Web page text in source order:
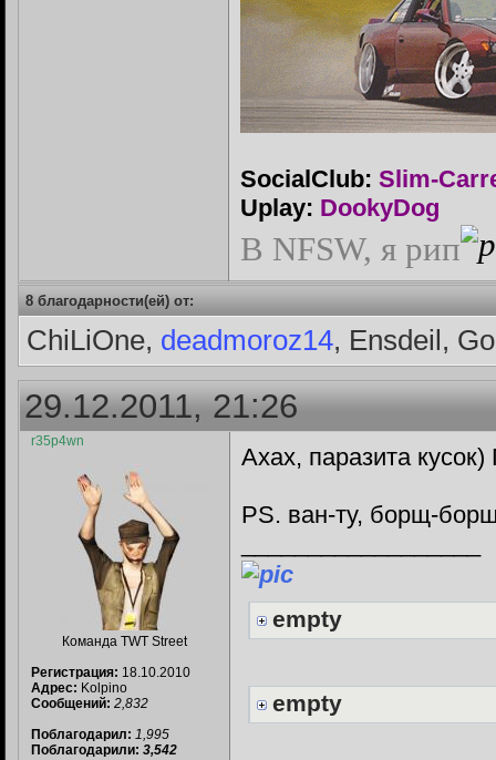
SocialClub: Slim-
Uplay: DookyDog
В NFSW, я рип
8 благодарности(ей) от:
ChiLiOne, deadmoroz14, Ensdeil,
29.12.2011, 21:26
r35p4wn
Команда TWT Street
Регистрация: 18.10.2010
Адрес: Kolpino
Сообщений: 2,832
Поблагодарил: 1,995
Поблагодарили: 3,542
Ахах, паразита
PS. ван-ту, борщ-
empty
empty